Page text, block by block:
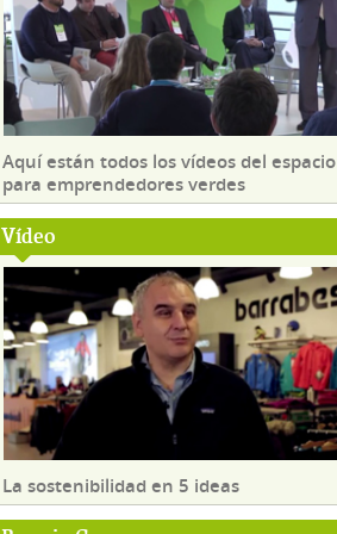
Aquí están todos los vídeos del espacio
para emprendedores verdes
Vídeo
La sostenibilidad en 5 ideas